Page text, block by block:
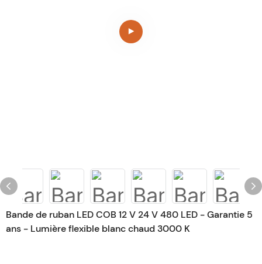
Bande de ruban LED COB 12 V 24 V 480 LED - Garantie 5
ans - Lumière flexible blanc chaud 3000 K